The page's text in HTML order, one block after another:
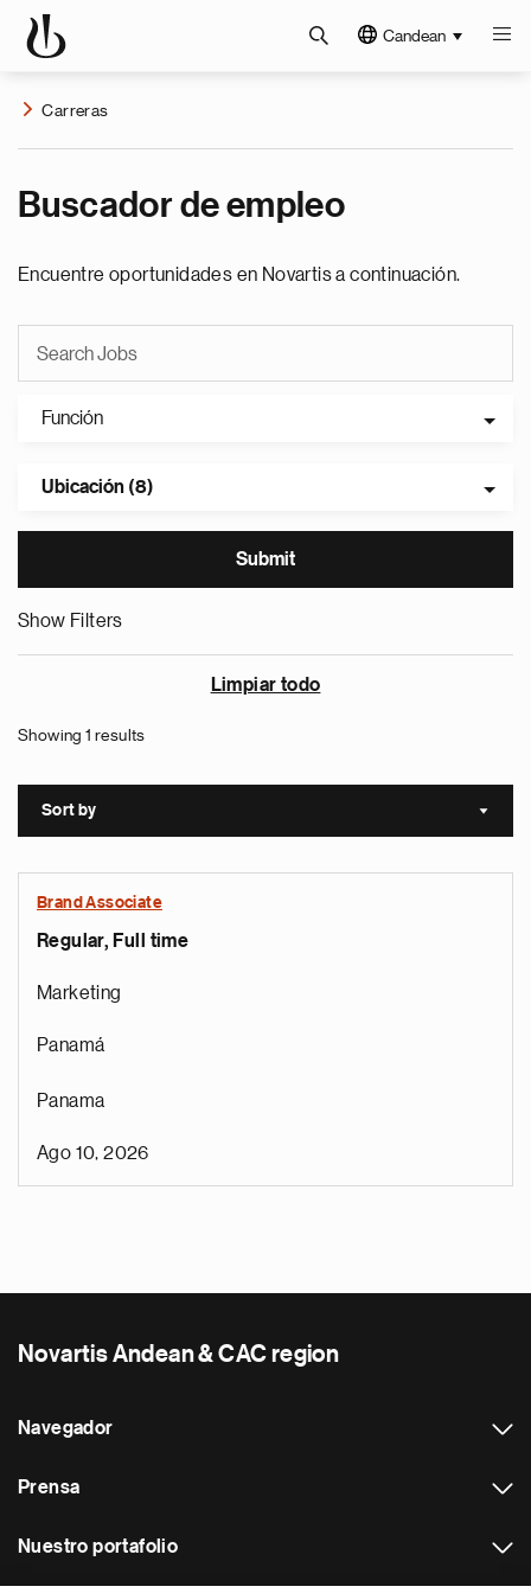
Candean
Carreras
Buscador de empleo
Encuentre oportunidades en Novartis a continuación.
Función
Ubicación (8)
Show Filters
Limpiar todo
Showing 1 results
Sort by Sort
Brand Associate
Regular, Full time
Marketing
Panamá
Panama
Ago 10, 2026
Novartis Andean & CAC region
Navegador
Prensa
Nuestro portafolio